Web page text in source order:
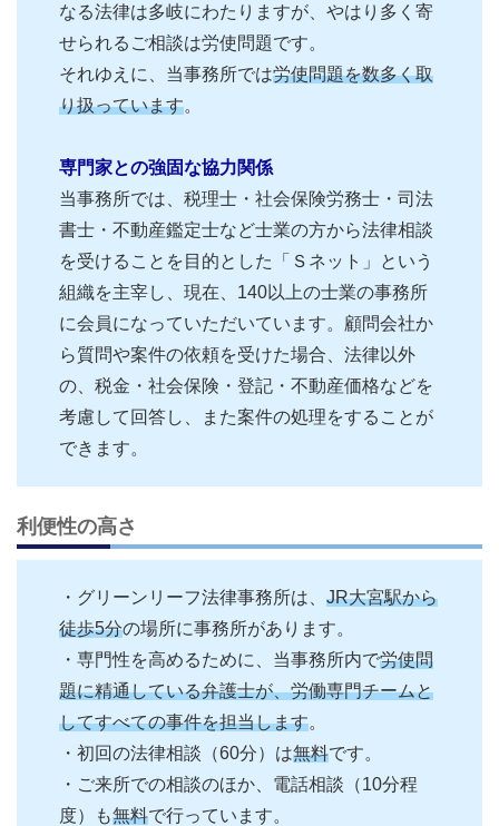
なる法律は多岐にわたりますが、やはり多く寄
せられるご相談は労使問題です。
それゆえに、当事務所では労使問題を数多く取
り扱っています。
専門家との強固な協力関係
当事務所では、税理士・社会保険労務士・司法
書士・不動産鑑定士など士業の方から法律相談
を受けることを目的とした「Ｓネット」という
組織を主宰し、現在、140以上の士業の事務所
に会員になっていただいています。顧問会社か
ら質問や案件の依頼を受けた場合、法律以外
の、税金・社会保険・登記・不動産価格などを
考慮して回答し、また案件の処理をすることが
できます。
利便性の高さ
・グリーンリーフ法律事務所は、 JR大宮駅から
徒歩5分の場所に事務所があります。
・専門性を高めるために、当事務所内で労使問
題に精通している弁護士が、労働専門チームと
してすべての事件を担当します。
・初回の法律相談（60分）は無料です。
・ご来所での相談のほか、電話相談（10分程
度）も無料で行っています。